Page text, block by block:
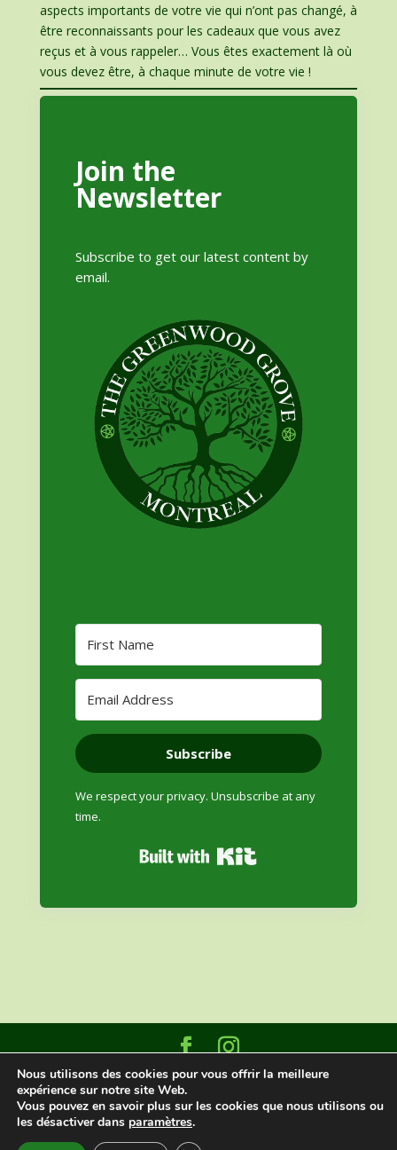
aspects importants de votre vie qui n’ont pas changé, à
être reconnaissants pour les cadeaux que vous avez
reçus et à vous rappeler… Vous êtes exactement là où
vous devez être, à chaque minute de votre vie !
Join the
Newsletter
Subscribe to get our latest content by
email.
Subscribe
We respect your privacy. Unsubscribe at any
time.
Designed and built byDatasign Marketing
©2025 Greenwood Grove Montreal
Nous utilisons des cookies pour vous offrir la meilleure
expérience sur notre site Web.
Vous pouvez en savoir plus sur les cookies que nous utilisons ou
les désactiver dans paramètres.
English Anglais